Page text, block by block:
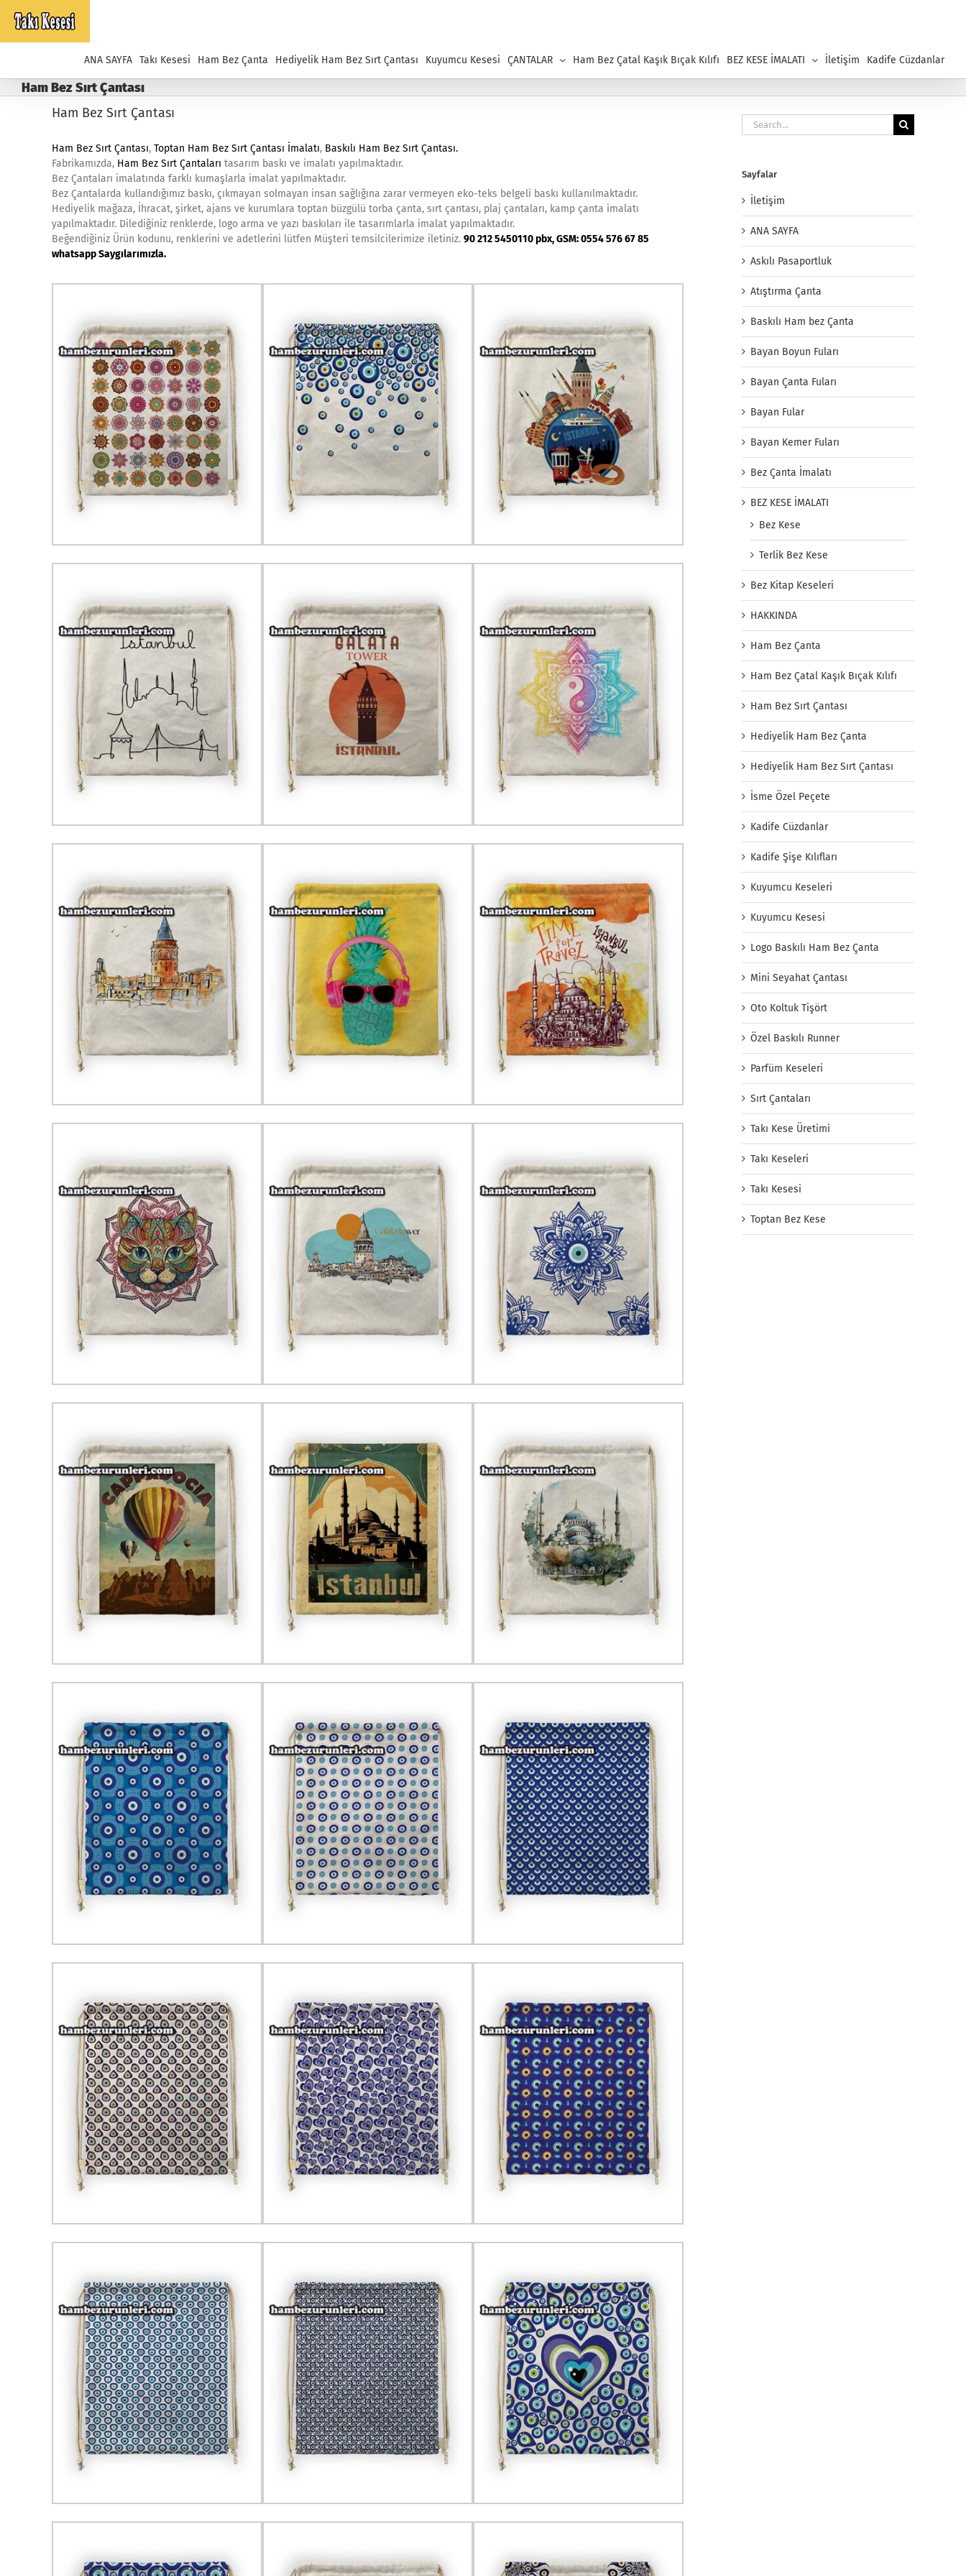
ANA SAYFA Takı Kesesi Ham Bez Çanta Hediyelik Ham Bez Sırt Çantası Kuyumcu Kesesi ÇANTALAR Ham Bez Çatal Kaşık Bıçak Kılıfı BEZ KESE İMALATI İletişim Kadife Cüzdanlar
Ham Bez Sırt Çantası
Ham Bez Sırt Çantası
Ham Bez Sırt Çantası, Toptan Ham Bez Sırt Çantası İmalatı, Baskılı Ham Bez Sırt Çantası.
Fabrikamızda, Ham Bez Sırt Çantaları tasarım baskı ve imalatı yapılmaktadır.
Bez Çantaları imalatında farklı kumaşlarla imalat yapılmaktadır.
Bez Çantalarda kullandığımız baskı, çıkmayan solmayan insan sağlığına zarar vermeyen eko-teks belgeli baskı kullanılmaktadır.
Hediyelik mağaza, İhracat, şirket, ajans ve kurumlara toptan büzgülü torba çanta, sırt çantası, plaj çantaları, kamp çanta imalatı
yapılmaktadır. Dilediğiniz renklerde, logo arma ve yazı baskıları ile tasarımlarla imalat yapılmaktadır.
Beğendiğiniz Ürün kodunu, renklerini ve adetlerini lütfen Müşteri temsilcilerimize iletiniz. 90 212 5450110 pbx, GSM: 0554 576 67 85
whatsapp Saygılarımızla.
Search
for:
Sayfalar
İletişim
ANA SAYFA
Askılı Pasaportluk
Atıştırma Çanta
Baskılı Ham bez Çanta
Bayan Boyun Fuları
Bayan Çanta Fuları
Bayan Fular
Bayan Kemer Fuları
Bez Çanta İmalatı
BEZ KESE İMALATI
Bez Kese
Terlik Bez Kese
Bez Kitap Keseleri
HAKKINDA
Ham Bez Çanta
Ham Bez Çatal Kaşık Bıçak Kılıfı
Ham Bez Sırt Çantası
Hediyelik Ham Bez Çanta
Hediyelik Ham Bez Sırt Çantası
İsme Özel Peçete
Kadife Cüzdanlar
Kadife Şişe Kılıfları
Kuyumcu Keseleri
Kuyumcu Kesesi
Logo Baskılı Ham Bez Çanta
Mini Seyahat Çantası
Oto Koltuk Tişört
Özel Baskılı Runner
Parfüm Keseleri
Sırt Çantaları
Takı Kese Üretimi
Takı Keseleri
Takı Kesesi
Toptan Bez Kese